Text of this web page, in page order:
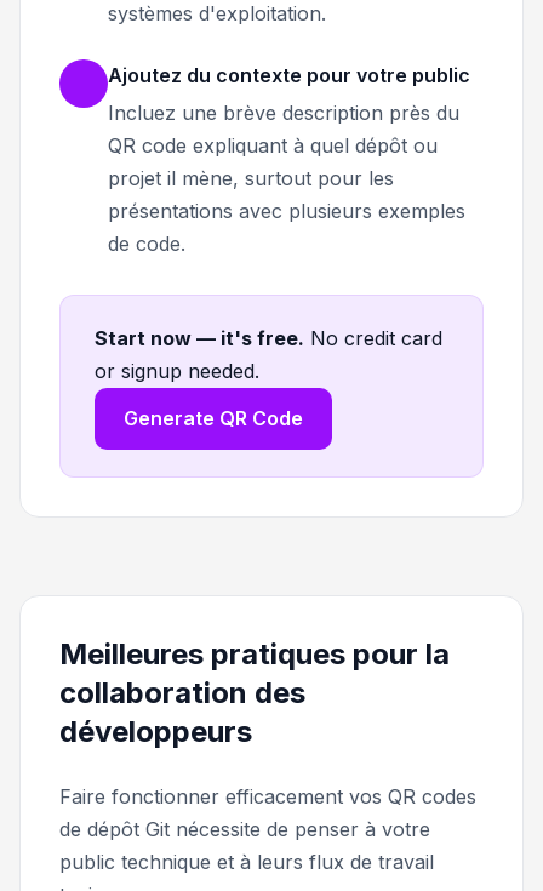
systèmes d'exploitation.
Ajoutez du contexte pour votre public
Incluez une brève description près du
QR code expliquant à quel dépôt ou
projet il mène, surtout pour les
présentations avec plusieurs exemples
de code.
Start now — it's free. No credit card
or signup needed.
Generate QR Code
Meilleures pratiques pour la
collaboration des
développeurs
Faire fonctionner efficacement vos QR codes
de dépôt Git nécessite de penser à votre
public technique et à leurs flux de travail